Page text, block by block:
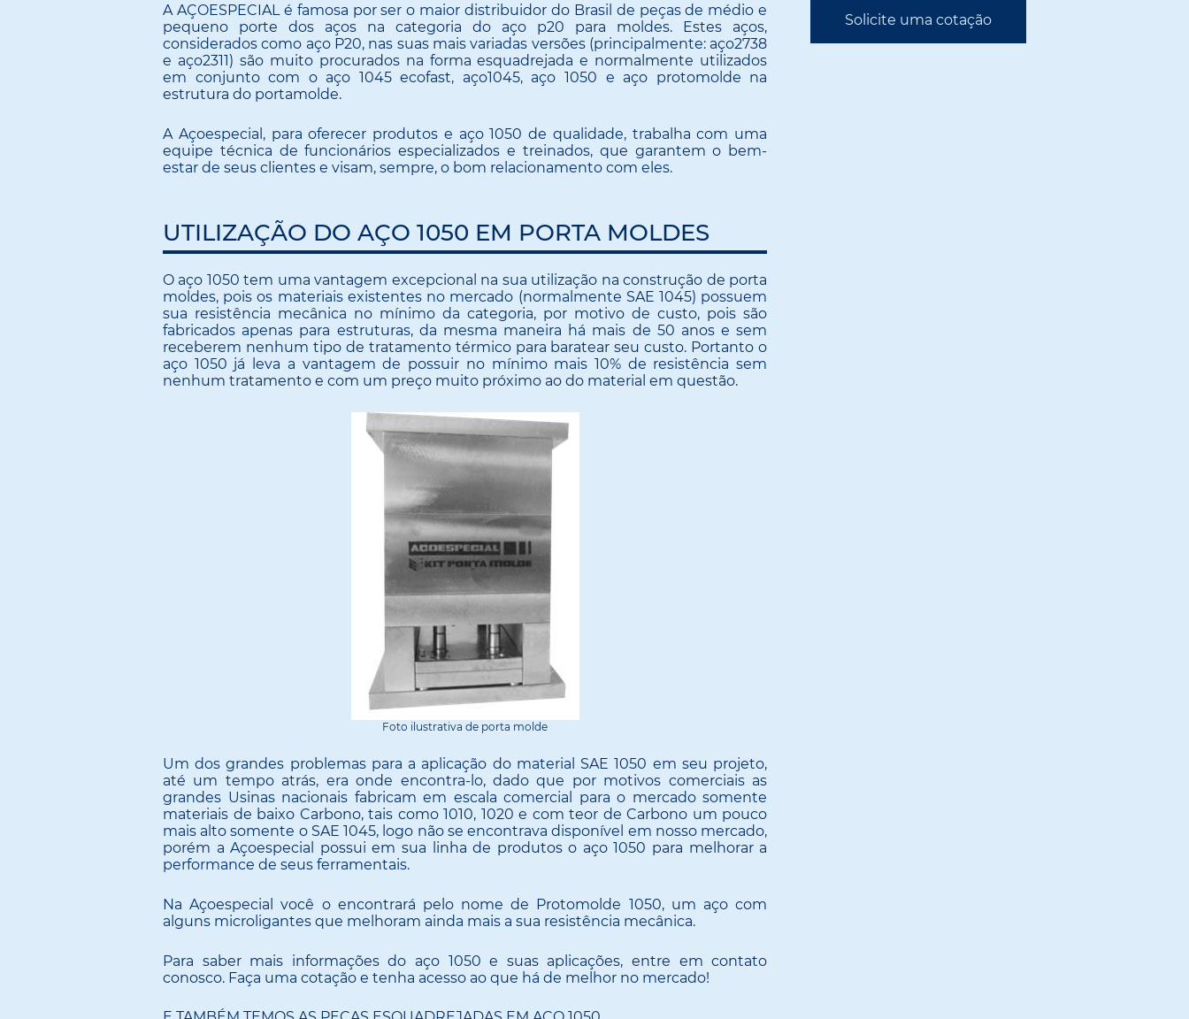
A AÇOESPECIAL é famosa por ser o maior distribuidor do Brasil de peças de médio e
pequeno porte dos aços na categoria do aço p20 para moldes. Estes aços,
considerados como aço P20, nas suas mais variadas versões (principalmente: aço2738
e aço2311) são muito procurados na forma esquadrejada e normalmente utilizados
em conjunto com o aço 1045 ecofast, aço1045, aço 1050 e aço protomolde na
estrutura do portamolde.
A Açoespecial, para oferecer produtos e aço 1050 de qualidade, trabalha com uma
equipe técnica de funcionários especializados e treinados, que garantem o bem-
estar de seus clientes e visam, sempre, o bom relacionamento com eles.
UTILIZAÇÃO DO AÇO 1050 EM PORTA MOLDES
O aço 1050 tem uma vantagem excepcional na sua utilização na construção de porta
moldes, pois os materiais existentes no mercado (normalmente SAE 1045) possuem
sua resistência mecânica no mínimo da categoria, por motivo de custo, pois são
fabricados apenas para estruturas, da mesma maneira há mais de 50 anos e sem
receberem nenhum tipo de tratamento térmico para baratear seu custo. Portanto o
aço 1050 já leva a vantagem de possuir no mínimo mais 10% de resistência sem
nenhum tratamento e com um preço muito próximo ao do material em questão.
Foto ilustrativa de porta molde
Um dos grandes problemas para a aplicação do material SAE 1050 em seu projeto,
até um tempo atrás, era onde encontra-lo, dado que por motivos comerciais as
grandes Usinas nacionais fabricam em escala comercial para o mercado somente
materiais de baixo Carbono, tais como 1010, 1020 e com teor de Carbono um pouco
mais alto somente o SAE 1045, logo não se encontrava disponível em nosso mercado,
porém a Açoespecial possui em sua linha de produtos o aço 1050 para melhorar a
performance de seus ferramentais.
Na Açoespecial você o encontrará pelo nome de Protomolde 1050, um aço com
alguns microligantes que melhoram ainda mais a sua resistência mecânica.
Para saber mais informações do aço 1050 e suas aplicações, entre em contato
conosco. Faça uma cotação e tenha acesso ao que há de melhor no mercado!
Solicite uma cotação